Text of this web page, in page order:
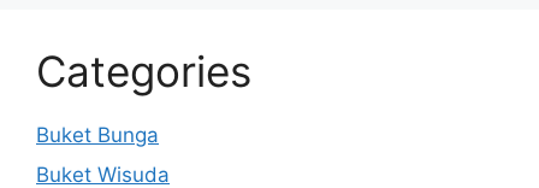
Categories
Buket Bunga
Buket Wisuda